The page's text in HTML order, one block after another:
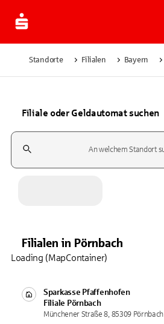
Standorte Filialen Bayern
Filiale oder Geldautomat suchen
Suchfeld
Filialen in Pörnbach
Sparkasse Pfaffenhofen
Filiale Pörnbach
Münchener Straße 8, 85309 Pörnbach
Loading (MapContainer)